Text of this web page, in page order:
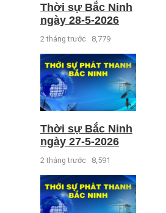
Thời sự Bắc Ninh
ngày 28-5-2026
2 tháng trước 8,779
Thời sự Bắc Ninh
ngày 27-5-2026
2 tháng trước 8,591